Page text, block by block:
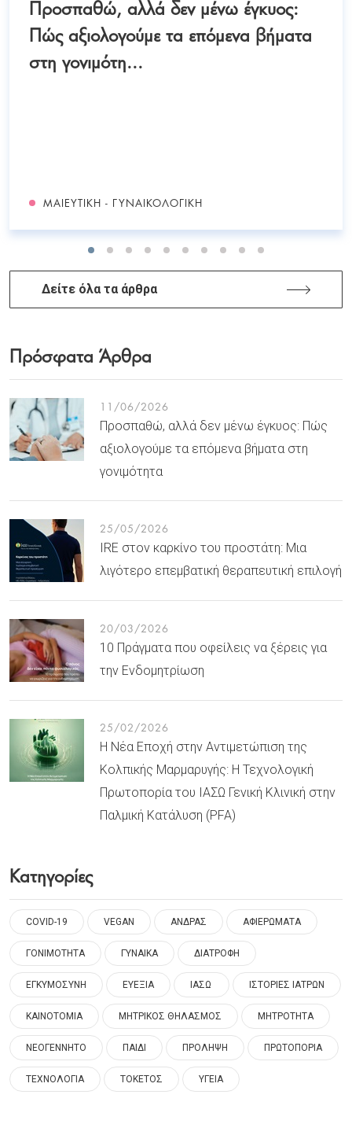
Προσπαθώ, αλλά δεν μένω έγκυος:
Πώς αξιολογούμε τα επόμενα βήματα
στη γονιμότη...
ΜΑΙΕΥΤΙΚΉ - ΓΥΝΑΙΚΟΛΟΓΙΚΉ
Δείτε όλα τα άρθρα
Πρόσφατα Άρθρα
11/06/2026
Προσπαθώ, αλλά δεν μένω έγκυος: Πώς
αξιολογούμε τα επόμενα βήματα στη
γονιμότητα
25/05/2026
IRE στον καρκίνο του προστάτη: Μια
λιγότερο επεμβατική θεραπευτική επιλογή
20/03/2026
10 Πράγματα που οφείλεις να ξέρεις για
την Ενδομητρίωση
25/02/2026
Η Νέα Εποχή στην Αντιμετώπιση της
Κολπικής Μαρμαρυγής: Η Τεχνολογική
Πρωτοπορία του ΙΑΣΩ Γενική Κλινική στην
Παλμική Κατάλυση (PFA)
Κατηγορίες
COVID-19 VEGAN ΑΝΔΡΑΣ ΑΦΙΕΡΩΜΑΤΑ
ΓΟΝΙΜΟΤΗΤΑ ΓΥΝΑΙΚΑ ΔΙΑΤΡΟΦΗ
ΕΓΚΥΜΟΣΥΝΗ ΕΥΕΞΙΑ ΙΑΣΩ ΙΣΤΟΡΙΕΣ ΙΑΤΡΩΝ
ΚΑΙΝΟΤΟΜΙΑ ΜΗΤΡΙΚΟΣ ΘΗΛΑΣΜΟΣ ΜΗΤΡΟΤΗΤΑ
ΝΕΟΓΕΝΝΗΤΟ ΠΑΙΔΙ ΠΡΟΛΗΨΗ ΠΡΩΤΟΠΟΡΙΑ
ΤΕΧΝΟΛΟΓΙΑ ΤΟΚΕΤΟΣ ΥΓΕΙΑ